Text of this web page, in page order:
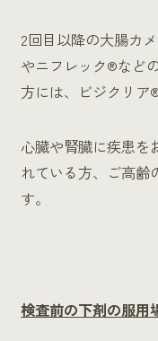
2回目以降の大腸カ
やニフレック®など
方には、ビジクリア
心臓や腎臓に疾患を
れている方、ご高齢
す。
検査前の下剤の服用